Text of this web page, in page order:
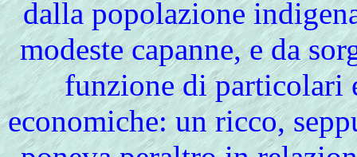
dalla popolazione
modeste capanne, e da
funzione di particolari
economiche: un ricco,